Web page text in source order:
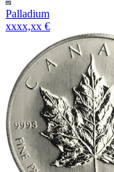
Palladium
xxxx,xx €